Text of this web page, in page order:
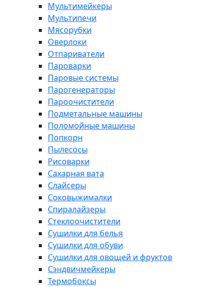
Мультимейкеры
Мультипечи
Мясорубки
Оверлоки
Отпариватели
Пароварки
Паровые системы
Парогенераторы
Пароочистители
Подметальные машины
Поломойные машины
Попкорн
Пылесосы
Рисоварки
Сахарная вата
Слайсеры
Соковыжималки
Спиралайзеры
Стеклоочистители
Сушилки для белья
Сушилки для обуви
Сушилки для овощей и фруктов
Сэндвичмейкеры
Термобоксы